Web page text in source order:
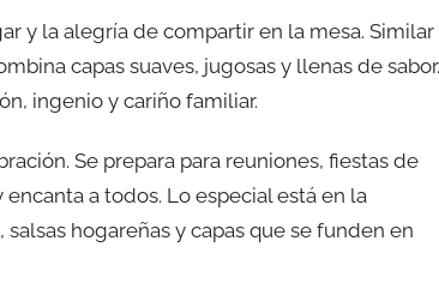
y la alegría de compartir en la mesa. Similar
capas suaves, jugosas y llenas de sabor.
ingenio y cariño familiar.
Se prepara para reuniones, fiestas de
a todos. Lo especial está en la
hogareñas y capas que se funden en